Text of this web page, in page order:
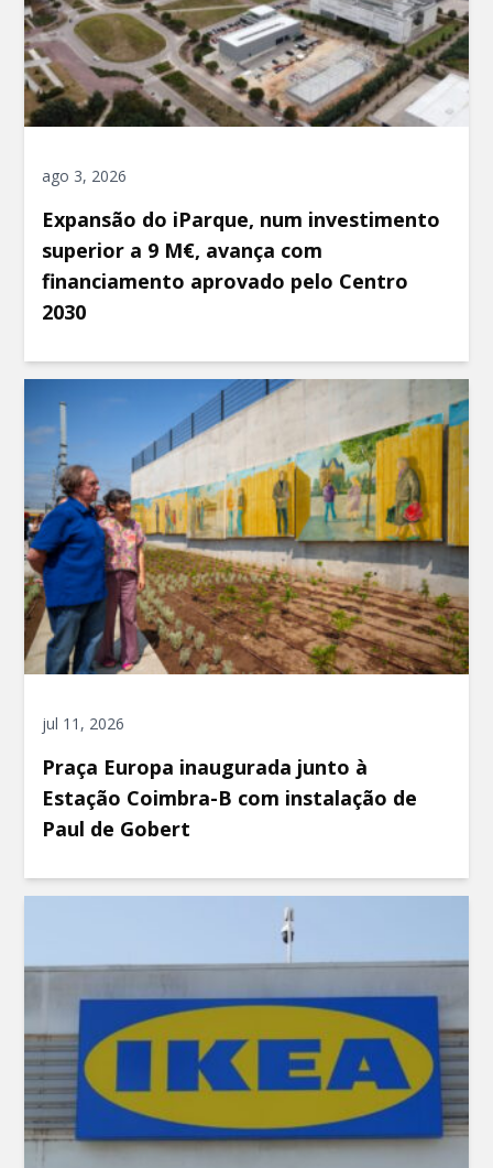
ago 3, 2026
Expansão do iParque, num investimento
superior a 9 M€, avança com
financiamento aprovado pelo Centro
2030
jul 11, 2026
Praça Europa inaugurada junto à
Estação Coimbra-B com instalação de
Paul de Gobert